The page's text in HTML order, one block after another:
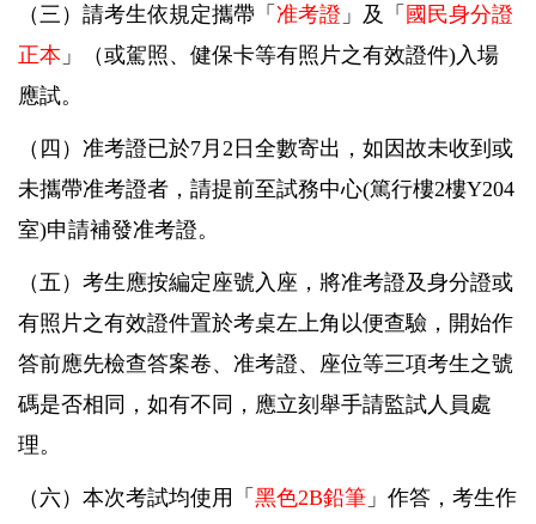
（三） 請考生依規定攜帶「 准考證 」及「 國民身分證
正本 」（或駕照、健保卡等有照片之有效證件)入場
應試。
（四） 准考證已於7月2日全數寄出，如因故未收到或
未攜帶准考證者，請提前至試務中心(篤行樓2樓Y204
室)申請補發准考證。
（五） 考生應按編定座號入座，將准考證及身分證或
有照片之有效證件置於考桌左上角以便查驗，開始作
答前應先檢查答案卷、准考證、座位等三項考生之號
碼是否相同，如有不同，應立刻舉手請監試人員處
理。
（六） 本次考試均使用「 黑色2B鉛筆 」作答，考生作